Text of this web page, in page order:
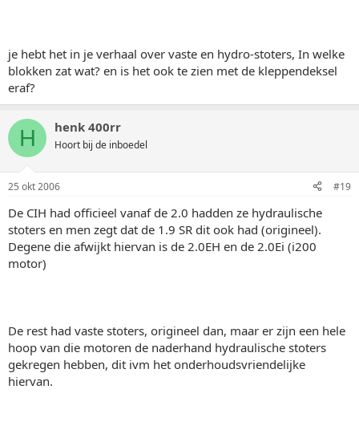
je hebt het in je verhaal over vaste en hydro-stoters, In welke
blokken zat wat? en is het ook te zien met de kleppendeksel
eraf?
H henk 400rr
Hoort bij de inboedel
25 okt 2006 #19
De CIH had officieel vanaf de 2.0 hadden ze hydraulische
stoters en men zegt dat de 1.9 SR dit ook had (origineel).
Degene die afwijkt hiervan is de 2.0EH en de 2.0Ei (i200
motor)
De rest had vaste stoters, origineel dan, maar er zijn een hele
hoop van die motoren de naderhand hydraulische stoters
gekregen hebben, dit ivm het onderhoudsvriendelijke
hiervan.